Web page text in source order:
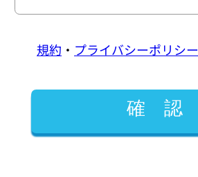
規約 ・ プライバシーポリシー